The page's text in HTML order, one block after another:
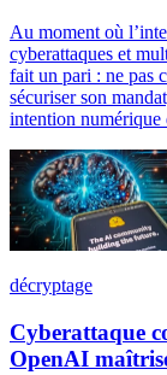
Au moment où
cyberattaques et
fait un pari : ne pas
sécuriser son
intention numérique
décryptage
Cyberattaque
OpenAI